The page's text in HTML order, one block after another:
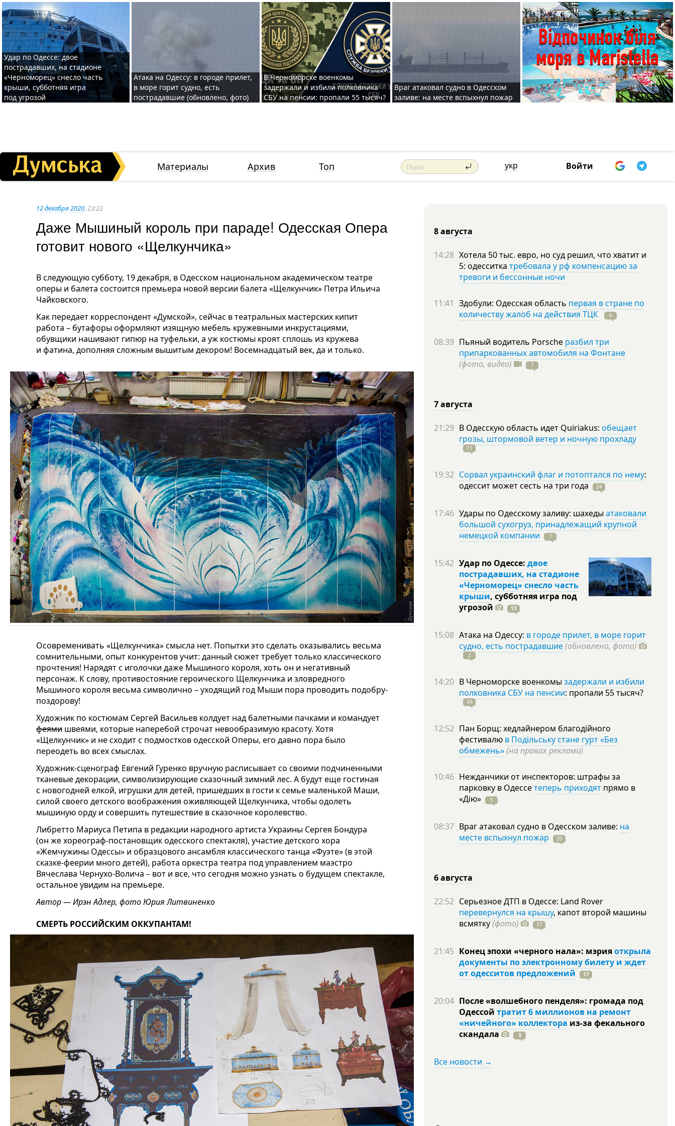
Удар по Одессе: двое
пострадавших, на стадионе
«Черноморец» снесло часть
крыши, субботняя игра
под угрозой
Атака на Одессу: в городе прилет,
в море горит судно, есть
пострадавшие (обновлено, фото)
В Черноморске военкомы
задержали и избили полковника
СБУ на пенсии: пропали 55 тысяч?
Враг атаковал судно в Одесском
заливе: на месте вспыхнул пожар
Материалы Архив Топ укр Войти
12 декабря 2020, 23:22
Даже Мышиный король при параде! Одесская Опера
готовит нового «Щелкунчика»
В следующую субботу, 19 декабря, в Одесском национальном академическом театре
оперы и балета состоится премьера новой версии балета «Щелкунчик» Петра Ильича
Чайковского.
Как передает корреспондент «Думской», сейчас в театральных мастерских кипит
работа – бутафоры оформляют изящную мебель кружевными инкрустациями,
обувщики нашивают гипюр на туфельки, а уж костюмы кроят сплошь из кружева
и фатина, дополняя сложным вышитым декором! Восемнадцатый век, да и только.
Осовременивать «Щелкунчика» смысла нет. Попытки это сделать оказывались весьма
сомнительными, опыт конкурентов учит: данный сюжет требует только классического
прочтения! Нарядят с иголочки даже Мышиного короля, хоть он и негативный
персонаж. К слову, противостояние героического Щелкунчика и зловредного
Мышиного короля весьма символично – уходящий год Мыши пора проводить подобру-
поздорову!
Художник по костюмам Сергей Васильев колдует над балетными пачками и командует
феями швеями, которые наперебой строчат невообразимую красоту. Хотя
«Щелкунчик» и не сходит с подмостков одесской Оперы, его давно пора было
переодеть во всех смыслах.
Художник-сценограф Евгений Гуренко вручную расписывает со своими подчиненными
тканевые декорации, символизирующие сказочный зимний лес. А будут еще гостиная
с новогодней елкой, игрушки для детей, пришедших в гости к семье маленькой Маши,
силой своего детского воображения оживляющей Щелкунчика, чтобы одолеть
мышиную орду и совершить путешествие в сказочное королевство.
Либретто Мариуса Петипа в редакции народного артиста Украины Сергея Бондура
(он же хореограф-постановщик одесского спектакля), участие детского хора
«Жемчужины Одессы» и образцового ансамбля классического танца «Фуэте» (в этой
сказке-феерии много детей), работа оркестра театра под управлением маэстро
Вячеслава Чернухо-Волича – вот и все, что сегодня можно узнать о будущем спектакле,
остальное увидим на премьере.
Автор — Ирэн Адлер, фото Юрия Литвиненко
СМЕРТЬ РОССИЙСКИМ ОККУПАНТАМ!
8 августа
14:28 Хотела 50 тыс. евро, но суд решил, что хватит и
5: одесситка требовала у рф компенсацию за
тревоги и бессонные ночи
11:41 Здобули: Одесская область первая в стране по
количеству жалоб на действия ТЦК
6
08:39 Пьяный водитель Porsche разбил три
припаркованных автомобиля на Фонтане
(фото, видео)
7
7 августа
21:29 В Одесскую область идет Quiriakus: обещает
грозы, штормовой ветер и ночную прохладу
11
19:32 Сорвал украинский флаг и потоптался по нему:
одессит может сесть на три года 24
17:46 Удары по Одесскому заливу: шахеды атаковали
большой сухогруз, принадлежащий крупной
немецкой компании
7
15:42 Удар по Одессе: двое
пострадавших, на стадионе
«Черноморец» снесло часть
крыши, субботняя игра под
угрозой
13
15:08 Атака на Одессу: в городе прилет, в море горит
судно, есть пострадавшие(обновлено, фото)
2
14:20 В Черноморске военкомы задержали и избили
полковника СБУ на пенсии: пропали 55тысяч?
34
12:52 Пан Борщ: хедлайнером благодійного
фестивалю в Подільську стане гурт «Без
обмежень»(на правах реклами)
10:46 Нежданчики от инспекторов: штрафы за
парковку в Одессетеперь приходят прямо в
«Дію»
5
08:37 Враг атаковал судно в Одесском заливе: на
месте вспыхнул пожар
20
6 августа
22:52 Серьезное ДТП в Одессе: Land Rover
перевернулся на крышу, капот второй машины
всмятку(фото) 37
21:45 Конец эпохи «черного нала»: мэрияоткрыла
документы по электронному билету и ждет
от одесситов предложений
17
20:04 После «волшебного пенделя»: громада под
Одессой тратит 6 миллионов на ремонт
«ничейного» коллектора из-за фекального
скандала
3
Все новости →